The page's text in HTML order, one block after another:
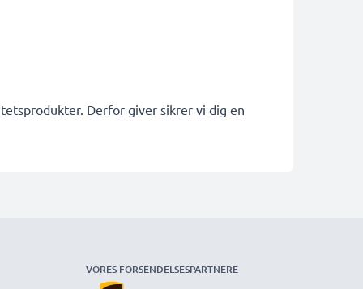
Derfor giver sikrer vi dig en
VORES FORSENDELSESPARTNERE